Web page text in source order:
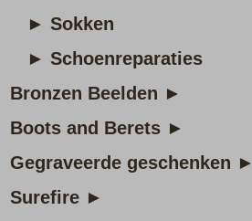
► Sokken
► Schoenreparaties
Bronzen Beelden ►
Boots and Berets ►
Gegraveerde geschenken ►
Surefire ►